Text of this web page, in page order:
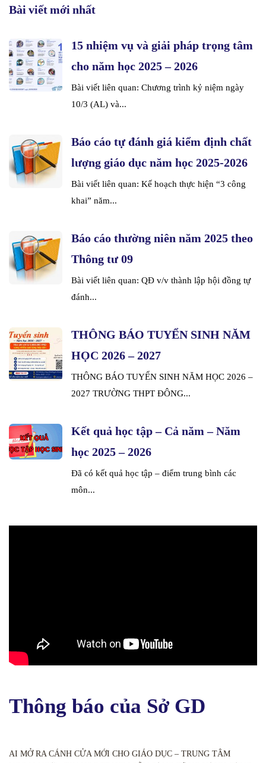
Bài viết mới nhất
15 nhiệm vụ và giải pháp trọng tâm
cho năm học 2025 – 2026
Bài viết liên quan: Chương trình kỷ niệm ngày
10/3 (AL) và...
Báo cáo tự đánh giá kiểm định chất
lượng giáo dục năm học 2025-2026
Bài viết liên quan: Kế hoạch thực hiện “3 công
khai” năm...
Báo cáo thường niên năm 2025 theo
Thông tư 09
Bài viết liên quan: QĐ v/v thành lập hội đồng tự
đánh...
THÔNG BÁO TUYỂN SINH NĂM
HỌC 2026 – 2027
THÔNG BÁO TUYỂN SINH NĂM HỌC 2026 –
2027 TRƯỜNG THPT ĐÔNG...
Kết quả học tập – Cả năm – Năm
học 2025 – 2026
Đã có kết quả học tập – điểm trung bình các
môn...
Thông báo của Sở GD
AI MỞ RA CÁNH CỬA MỚI CHO GIÁO DỤC – TRUNG TÂM